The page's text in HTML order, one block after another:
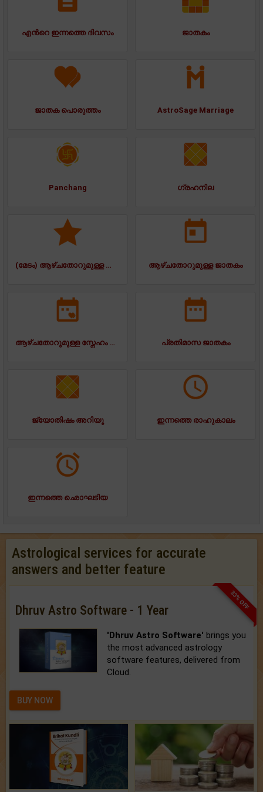
എന്‍റെ ഇന്നത്തെ ദിവസം ജാതകം
ജാതക പൊരുത്തം AstroSage Marriage
Panchang ഗ്രഹനില
(മേടം) ആഴ്ചതോറുമുള്ള ജാതകം ആഴ്ചതോറുമുള്ള ജാതകം
ആഴ്ചതോറുമുള്ള സ്നേഹം ജാതകം പ്രതിമാസ ജാതകം
ജ്യോതിഷം അറിയൂ ഇന്നത്തെ രാഹുകാലം
ഇന്നത്തെ ഛൊഘടിയ
Astrological services for accurate
answers and better feature
33% OFF
Dhruv Astro Software - 1 Year
'Dhruv Astro Software' brings you
the most advanced astrology
software features, delivered from
Cloud.
BUY NOW